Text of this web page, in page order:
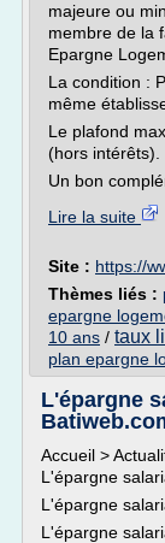
majeure ou
membre de la
Epargne
La condition :
même
Le plafond
(hors intérêts).
Un bon
Lire la suite
Site : https://
Thèmes liés :
epargne
10 ans / taux
plan epargne
L'épargne
Accueil >
L'épargne
L'épargne
L'épargne